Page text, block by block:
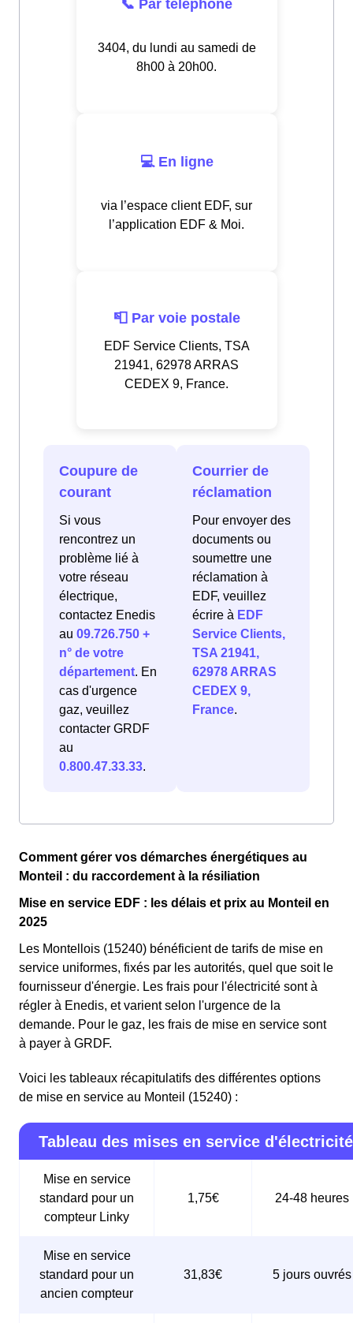
📞 Par téléphone
3404, du lundi au samedi de
8h00 à 20h00.
💻 En ligne
via l’espace client EDF, sur
l’application EDF & Moi.
📮 Par voie postale
EDF Service Clients, TSA
21941, 62978 ARRAS
CEDEX 9, France.
Coupure de
courant
Si vous
rencontrez un
problème lié à
votre réseau
électrique,
contactez Enedis
au 09.726.750 +
n° de votre
département. En
cas d'urgence
gaz, veuillez
contacter GRDF
au
0.800.47.33.33.
Courrier de
réclamation
Pour envoyer des
documents ou
soumettre une
réclamation à
EDF, veuillez
écrire à EDF
Service Clients,
TSA 21941,
62978 ARRAS
CEDEX 9,
France.
Comment gérer vos démarches énergétiques au
Monteil : du raccordement à la résiliation
Mise en service EDF : les délais et prix au Monteil en
2025
Les Montellois (15240) bénéficient de tarifs de mise en
service uniformes, fixés par les autorités, quel que soit le
fournisseur d'énergie. Les frais pour l'électricité sont à
régler à Enedis, et varient selon l'urgence de la
demande. Pour le gaz, les frais de mise en service sont
à payer à GRDF.
Voici les tableaux récapitulatifs des différentes options
de mise en service au Monteil (15240) :
Tableau des mises en service d'électricité
Mise en service
standard pour un
compteur Linky
1,75€ 24-48 heures
Mise en service
standard pour un
ancien compteur
31,83€ 5 jours ouvrés